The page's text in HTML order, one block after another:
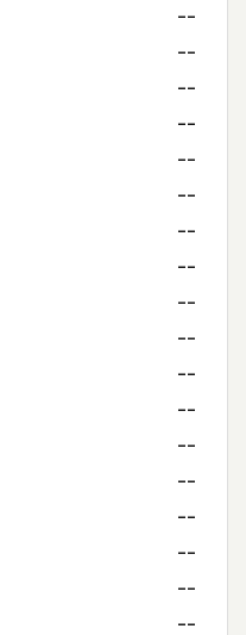
--
--
--
--
--
--
--
--
--
--
--
--
--
--
--
--
--
--